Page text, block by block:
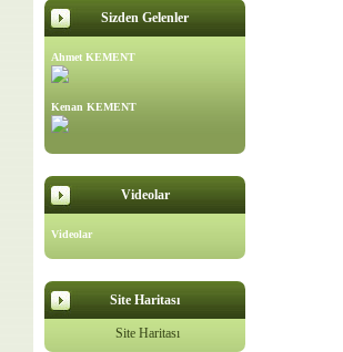
Sizden Gelenler
Ahmet KEMENT
Kenan KEMENT
Videolar
Videolar
Site Haritası
Site Haritası